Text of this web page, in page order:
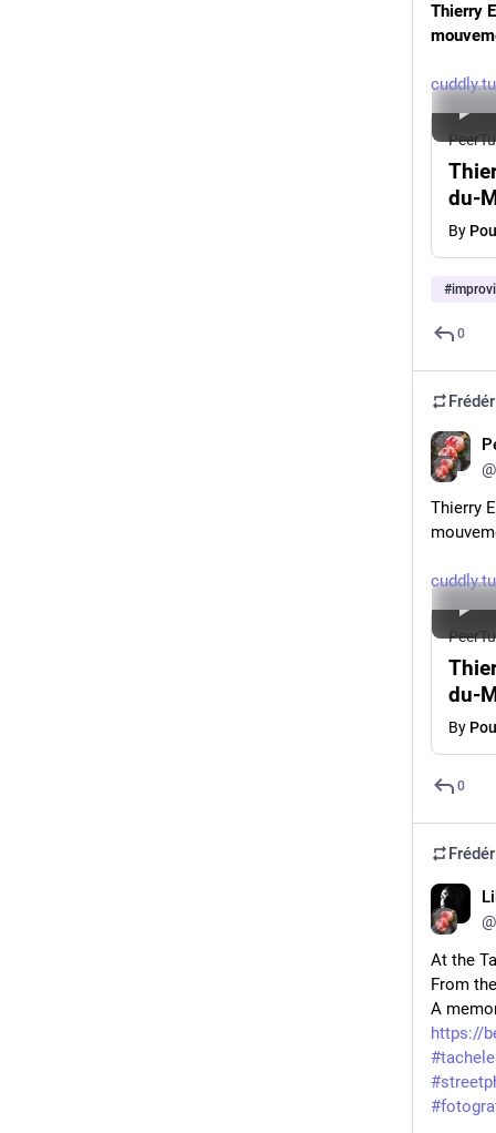
Thierry
du-
By
#
0
Thierry
du-
By
0
At the
From
A
https://